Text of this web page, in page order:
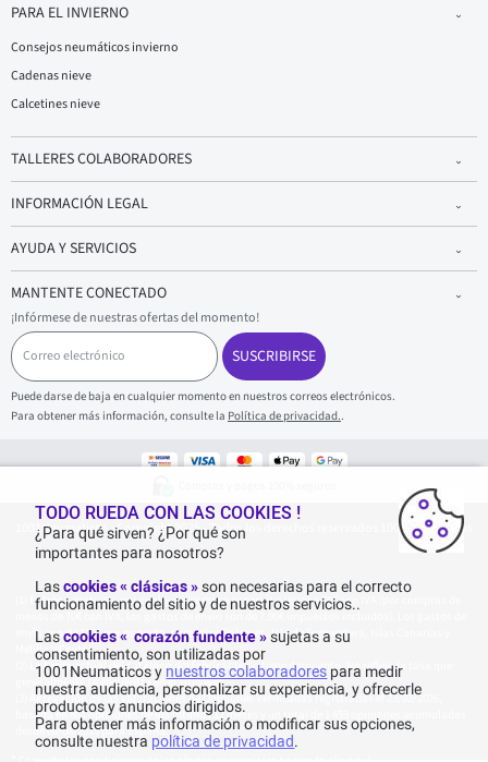
PARA EL INVIERNO
Consejos neumáticos invierno
Cadenas nieve
Calcetines nieve
TALLERES COLABORADORES
INFORMACIÓN LEGAL
AYUDA Y SERVICIOS
MANTENTE CONECTADO
¡Infórmese de nuestras ofertas del momento!
C
o
r
r
e
o
l
SUSCRIBIRSE
Puede darse de baja en cualquier momento en nuestros correos electrónicos.
Para obtener más información, consulte la Política de privacidad..
1001Neumaticos - Copyright 2025 - Todos los derechos reservados 1001Neumaticos
Entrega gratuita: por cualquier compra superior o igual a 70€ con IVA (por compras de
menos de 70€ con IVA, los gastos de envío son de 7,90€ impuestos incluidos). Los gastos de
envío son de 120€ por paquete, para Islas Baleares, Isla de Formentera, Islas Canarias y
Melilla y Ceuta.
La tarifa actual del catálogo del fabricante no tiene descuento. No refleja la tasa que
generalmente se encuentra en el sitio web.
Agregación de las valoraciones de Opiniones Verificadas registradas el 23/02/2026,
basada en 861 opiniones de los últimos 12 meses y un total de 1 459 opiniones acumuladas
desde 06/08/2015 para España.
TODO RUEDA CON LAS COOKIES !
¿Para qué sirven? ¿Por qué son
importantes para nosotros?
Lascookies « clásicas »son necesarias para el correcto
funcionamiento del sitio y de nuestros servicios..
Lascookies « corazón fundente » sujetas a su
consentimiento, son utilizadas por
1001Neumaticos y nuestros colaboradores para medir
nuestra audiencia, personalizar su experiencia, y ofrecerle
productos y anuncios dirigidos.
Para obtener más información o modificar sus opciones,
consulte nuestra política de privacidad.